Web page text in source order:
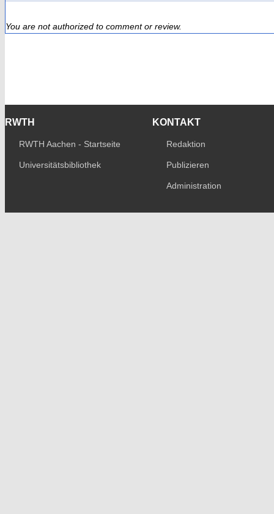
You are not authorized to comment or review.
RWTH
RWTH Aachen - Startseite
Universitätsbibliothek
KONTAKT
Redaktion
Publizieren
Administration